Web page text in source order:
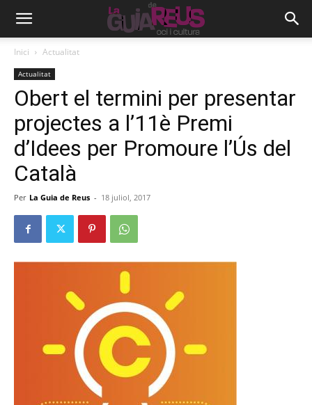
Inici Actualitat
Actualitat
Obert el termini per presentar
projectes a l’11è Premi
d’Idees per Promoure l’Ús del
Català
Per La Guia de Reus - 18 juliol, 2017